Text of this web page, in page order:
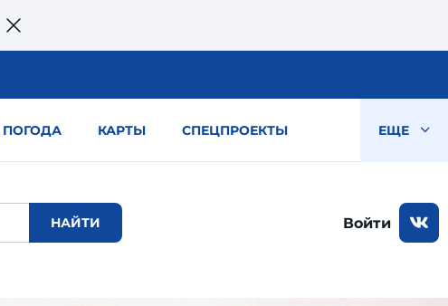
ПОГОДА КАРТЫ СПЕЦПРОЕКТЫ ЕЩЕ
Войти